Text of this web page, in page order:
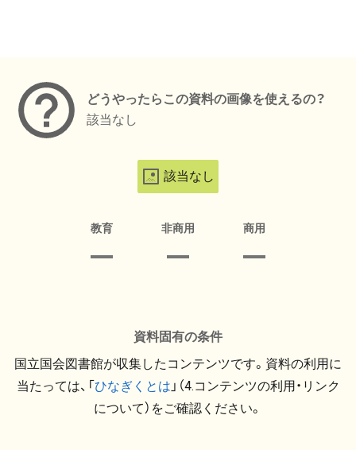
どうやったらこの資料の画像を使えるの？
該当なし
該当なし
教育 非商用 商用
資料固有の条件
国立国会図書館が収集したコンテンツです。資料の利用に
当たっては、「ひなぎくとは 」（4.コンテンツの利用・リンク
について）をご確認ください。